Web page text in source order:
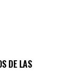
DE LAS